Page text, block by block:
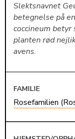
Slektsnavnet
betegnelse på
coccineum betyr
planten rød
avens.
FAMILIE
Rosefamilien